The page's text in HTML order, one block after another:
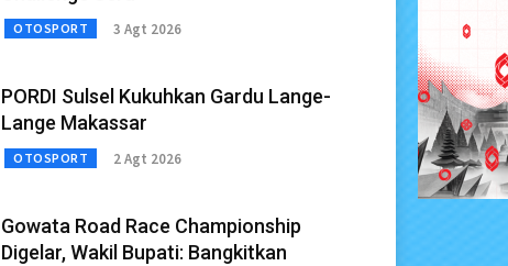
OTOSPORT 3 Agt 2026
PORDI Sulsel Kukuhkan Gardu Lange-
Lange Makassar
OTOSPORT 2 Agt 2026
Gowata Road Race Championship
Digelar, Wakil Bupati: Bangkitkan